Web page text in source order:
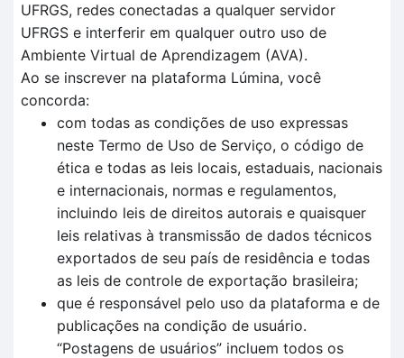
UFRGS, redes conectadas a qualquer servidor
UFRGS e interferir em qualquer outro uso de
Ambiente Virtual de Aprendizagem (AVA).
Ao se inscrever na plataforma Lúmina, você
concorda:
com todas as condições de uso expressas
neste Termo de Uso de Serviço, o código de
ética e todas as leis locais, estaduais, nacionais
e internacionais, normas e regulamentos,
incluindo leis de direitos autorais e quaisquer
leis relativas à transmissão de dados técnicos
exportados de seu país de residência e todas
as leis de controle de exportação brasileira;
que é responsável pelo uso da plataforma e de
publicações na condição de usuário.
“Postagens de usuários” incluem todos os